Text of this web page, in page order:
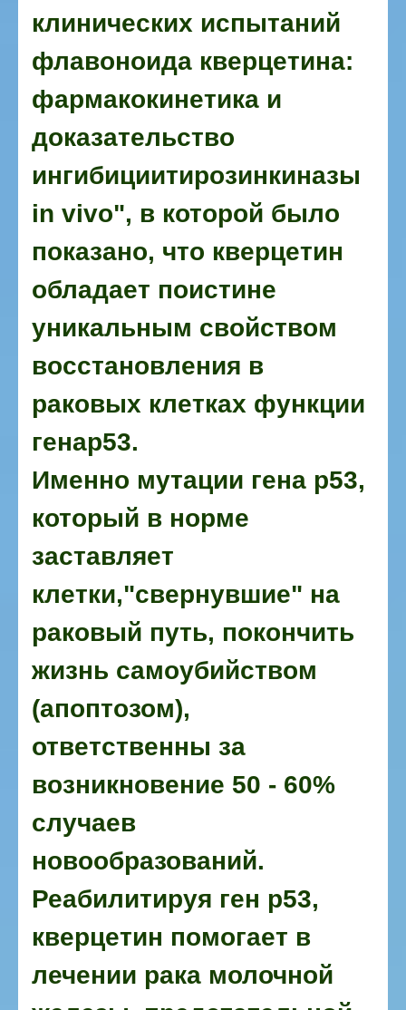
клинических испытаний
флавоноида кверцетина:
фармакокинетика и
доказательство
ингибициитирозинкиназы
in vivo", в которой было
показано, что кверцетин
обладает поистине
уникальным свойством
восстановления в
раковых клетках функции
генар53.
Именно мутации гена р53,
который в норме
заставляет
клетки,"свернувшие" на
раковый путь, покончить
жизнь самоубийством
(апоптозом),
ответственны за
возникновение 50 - 60%
случаев
новообразований.
Реабилитируя ген р53,
кверцетин помогает в
лечении рака молочной